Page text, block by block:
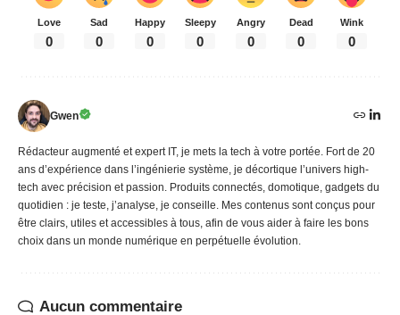
Love
0
Sad
0
Happy
0
Sleepy
0
Angry
0
Dead
0
Wink
0
Gwen
Rédacteur augmenté et expert IT, je mets la tech à votre portée. Fort de 20
ans d’expérience dans l’ingénierie système, je décortique l’univers high-
tech avec précision et passion. Produits connectés, domotique, gadgets du
quotidien : je teste, j’analyse, je conseille. Mes contenus sont conçus pour
être clairs, utiles et accessibles à tous, afin de vous aider à faire les bons
choix dans un monde numérique en perpétuelle évolution.
Aucun commentaire